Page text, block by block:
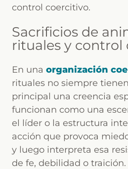
control coercitivo.
Sacrificios de
rituales y control
En una organización
rituales no siempre
principal una creencia
funcionan como una
el líder o la estructura
acción que provoca
y luego interpreta esa
de fe, debilidad o traición.